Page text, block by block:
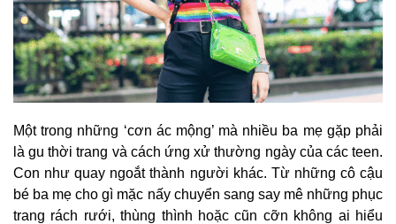
Một trong những ‘cơn ác mộng’ mà nhiều ba mẹ gặp phải
là gu thời trang và cách ứng xử thường ngày của các teen.
Con như quay ngoắt thành người khác. Từ những cô cậu
bé ba mẹ cho gì mặc nấy chuyển sang say mê những phục
trang rách rưới, thùng thình hoặc cũn cỡn không ai hiểu